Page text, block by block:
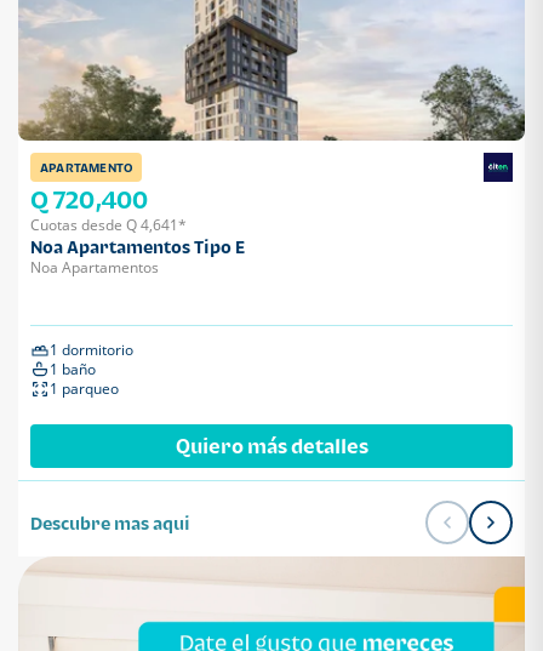
APARTAMENTO
Q 720,400
Cuotas desde Q 4,641*
Noa Apartamentos Tipo E
Noa Apartamentos
1 dormitorio
1 baño
1 parqueo
Quiero más detalles
Descubre mas aqui